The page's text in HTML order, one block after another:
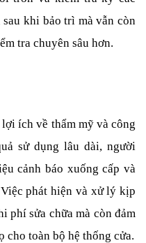
khi bảo trì mà vẫn còn
tra chuyên sâu hơn.
ích về thẩm mỹ và công
sử dụng lâu dài, người
cảnh báo xuống cấp và
phát hiện và xử lý kịp
phí sửa chữa mà còn đảm
cho toàn bộ hệ thống cửa.